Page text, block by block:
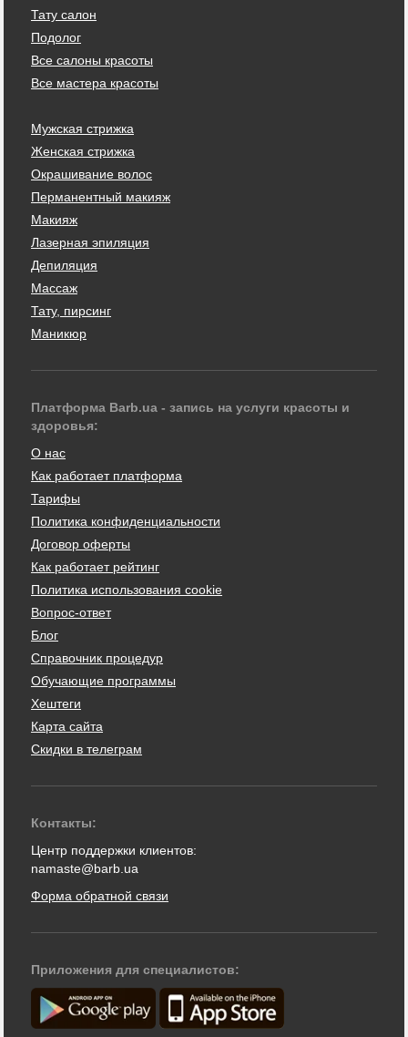
Тату салон
Подолог
Все салоны красоты
Все мастера красоты
Мужская стрижка
Женская стрижка
Окрашивание волос
Перманентный макияж
Макияж
Лазерная эпиляция
Депиляция
Массаж
Тату, пирсинг
Маникюр
Платформа Barb.ua - запись на услуги красоты и
здоровья:
О нас
Как работает платформа
Тарифы
Политика конфиденциальности
Договор оферты
Как работает рейтинг
Политика использования cookie
Вопрос-ответ
Блог
Справочник процедур
Обучающие программы
Хештеги
Карта сайта
Скидки в телеграм
Контакты:
Центр поддержки клиентов:
namaste@barb.ua
Форма обратной связи
Приложения для специалистов: